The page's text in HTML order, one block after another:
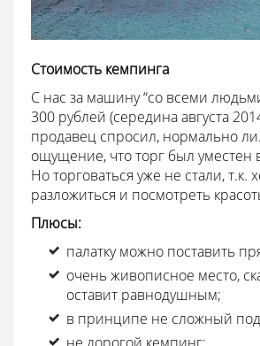
Стоимость кемпинга
С нас за машину “со всеми
300 рублей (середина августа
продавец спросил, нормально
ощущение, что торг был уместен
Но торговаться уже не стали, т.к.
разложиться и посмотреть
Плюсы:
палатку можно поставить
очень живописное место,
оставит равнодушным;
в принципе не сложный